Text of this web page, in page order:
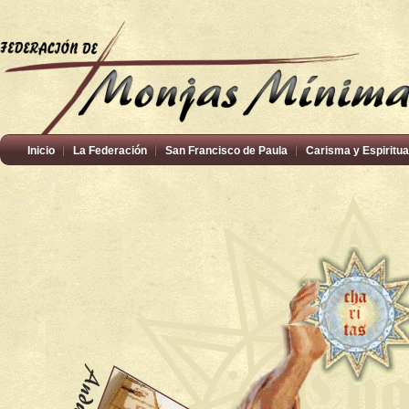
Inicio La Federación San Francisco de Paula Carisma y